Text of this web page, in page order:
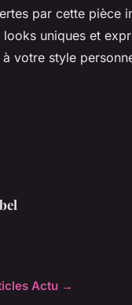
par cette pièce
uniques et
votre style
Actu →